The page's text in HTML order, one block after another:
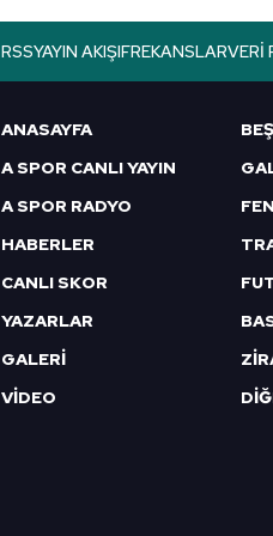
RSSYAYIN AKIŞIFREKANSLARVERI
ANASAYFA
A SPOR CANLI YAYIN
A SPOR RADYO
HABERLER
CANLI SKOR
YAZARLAR
GALERİ
VİDEO